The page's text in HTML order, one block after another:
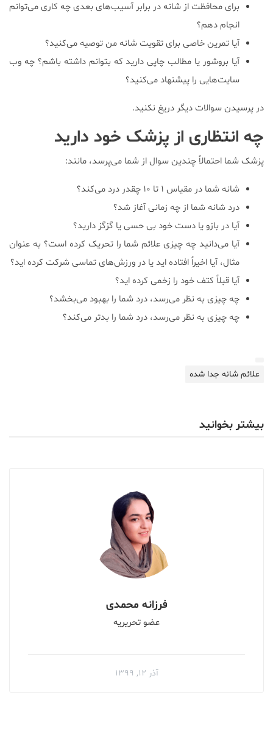
برای محافظت از شانه در برابر آسیب‌های بعدی چه کاری می‌توانم
انجام دهم؟
آیا تمرین خاصی برای تقویت شانه من توصیه می‌کنید؟
آیا بروشور یا مطالب چاپی دارید که بتوانم داشته باشم؟ چه وب
سایت‌هایی را پیشنهاد می‌کنید؟
در پرسیدن سوالات دیگر دریغ نکنید.
چه انتظاری از پزشک خود دارید
پزشک شما احتمالاً چندین سوال از شما می‌پرسد‌، مانند:
شانه شما در مقیاس ۱ تا ۱۰ چقدر درد می‌کند؟
درد شانه شما از چه زمانی آغاز شد؟
آیا در بازو یا دست خود بی حسی یا گزگز دارید؟
آیا می‌دانید چه چیزی علائم شما را تحریک کرده است؟ به عنوان
مثال‌، آیا اخیراً افتاده اید یا در ورزش‌های تماسی شرکت کرده اید؟
آیا قبلاً کتف خود را زخمی کرده اید؟
چه چیزی به نظر می‌رسد‌، درد شما را بهبود می‌بخشد؟
چه چیزی به نظر می‌رسد‌، درد شما را بدتر می‌کند؟
علائم شانه جدا شده
بیشتر بخوانید
فرزانه محمدی
عضو تحریریه
آذر ۱۲, ۱۳۹۹